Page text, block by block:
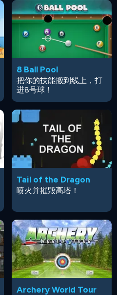
8 Ball Pool
把你的技能搬到线上，打
进8号球！
Tail of the Dragon
喷火并摧毁高塔！
Archery World Tour